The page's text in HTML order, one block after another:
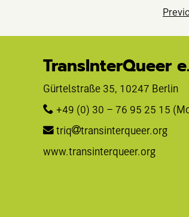
TransInterQueer
Gürtelstraße 35, 10247 Berlin
+49 (0) 30 – 76 95 25 15
triq
transinterqueer.org
www.transinterqueer.org